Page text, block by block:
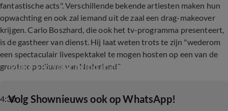
fantastische acts". Verschillende bekende artiesten maken hun
opwachting en ook zal iemand uit de zaal een drag-makeover
krijgen. Carlo Boszhard, die ook het tv-programma presenteert,
is de gastheer van dienst. Hij laat weten trots te zijn "wederom
een spectaculair livespektakel te mogen hosten op een van de
grootste podiums van Nederland".
4:30
Make Up Your Mind in concert
‎Volg Shownieuws ook op WhatsApp!